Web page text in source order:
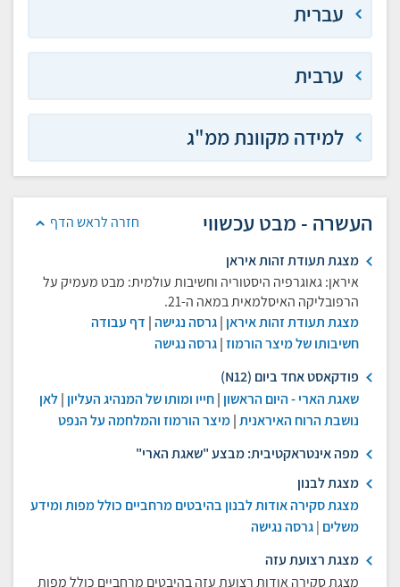
עברית
ערבית
למידה מקוונת ממ"ג
חזרה לראש הדף העשרה - מבט עכשווי
מצגת תעודת זהות איראן
איראן: גאוגרפיה היסטוריה וחשיבות עולמית: מבט מעמיק על
הרפובליקה האיסלמאית במאה ה-21.
מצגת תעודת זהות איראן |גרסה נגישה| דף עבודה
חשיבותו של מיצר הורמוז|גרסה נגישה
פודקאסט אחד ביום (N12)
שאגת הארי - היום הראשון |חייו ומותו של המנהיג העליון |לאן
נושבת הרוח האיראנית|מיצר הורמוז והמלחמה על הנפט
מפה אינטראקטיבית: מבצע "שאגת הארי"
מצגת לבנון
מצגת סקירה אודות לבנון בהיבטים מרחביים כולל מפות ומידע
משלים |גרסה נגישה
מצגת רצועת עזה
מצגת סקירה אודות רצועת עזה בהיבטים מרחביים כולל מפות